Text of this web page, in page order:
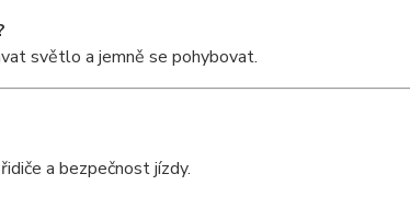
světlo a jemně se pohybovat.
a bezpečnost jízdy.